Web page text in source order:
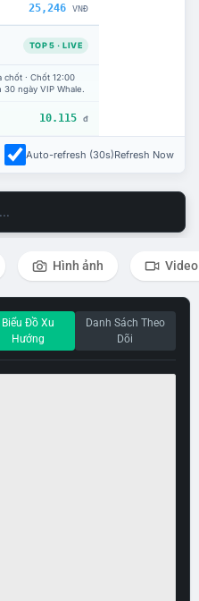
25,246 VNĐ
TOP 5 · LIVE
chốt · Chốt 12:00
ngày VIP Whale.
10.115 đ
Auto-refresh (30s)Refresh Now
Hình ảnh Video
Biểu Đồ Xu
Hướng
Danh Sách Theo
Dõi